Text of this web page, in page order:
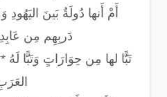
أَمْ أَنها دُولَةٌ بَينَ
دَربِهِم مِن
تَبًّا لها مِن حِوَارَاتٍ وَتَبًّا لَهُ